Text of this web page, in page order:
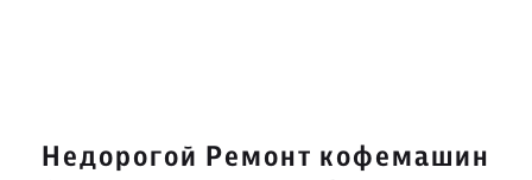
Недорогой Ремонт кофемашин